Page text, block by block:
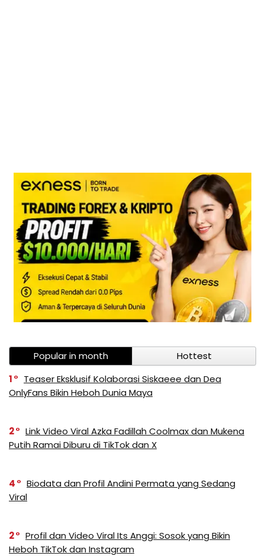
Popular in month
Hottest
1
Teaser Eksklusif Kolaborasi Siskaeee dan Dea
OnlyFans Bikin Heboh Dunia Maya
2
Link Video Viral Azka Fadillah Coolmax dan Mukena
Putih Ramai Diburu di TikTok dan X
4
Biodata dan Profil Andini Permata yang Sedang
Viral
2
Profil dan Video Viral Its Anggi: Sosok yang Bikin
Heboh TikTok dan Instagram